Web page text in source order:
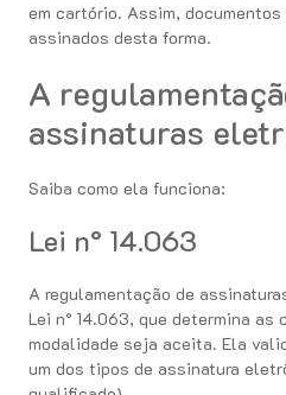
em cartório. Assim,
assinados desta forma.
A
assinaturas
Saiba como ela funciona:
Lei n° 14.063
A regulamentação de
Lei n° 14.063, que determina as
modalidade seja aceita. Ela
um dos tipos de assinatura